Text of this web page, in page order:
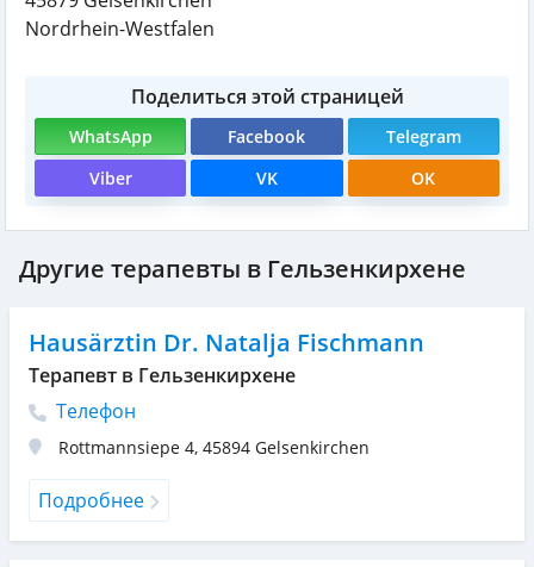
Nordrhein-Westfalen
Поделиться этой страницей
WhatsApp Facebook
Telegram
Viber
VK OK
Другие терапевты в Гельзенкирхене
Hausärztin Dr. Natalja Fischmann
Терапевт в Гельзенкирхене
Телефон
Rottmannsiepe 4, 45894 Gelsenkirchen
Подробнее